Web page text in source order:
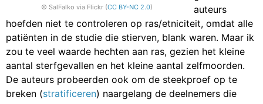
© SalFalko via Flickr (CC BY-NC 2.0)
auteurs
hoefden niet te controleren op ras/etniciteit, omdat alle
patiënten in de studie die stierven, blank waren. Maar ik
zou te veel waarde hechten aan ras, gezien het kleine
aantal sterfgevallen en het kleine aantal zelfmoorden.
De auteurs probeerden ook om de steekproef op te
breken (stratificeren) naargelang de deelnemers die